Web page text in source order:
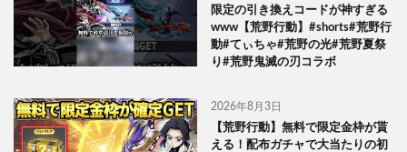
限定の引き換えコードが神すぎる
www【荒野行動】#shorts#荒野行
動#てぃちゃ#荒野の光#荒野夏祭
り#荒野鬼滅の刃コラボ
2026年8月3日
【荒野行動】無料で限定金枠が貰
える！配布ガチャで大当たりの初